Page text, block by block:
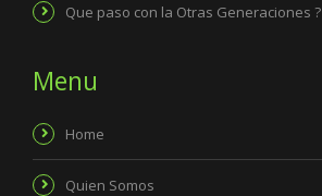
Que paso con la Otras Generaciones ?
Menu
Home
Quien Somos